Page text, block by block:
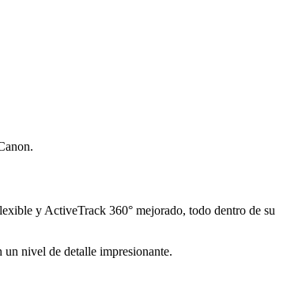
y ActiveTrack 360° mejorado, todo dentro de su
un nivel de detalle impresionante.